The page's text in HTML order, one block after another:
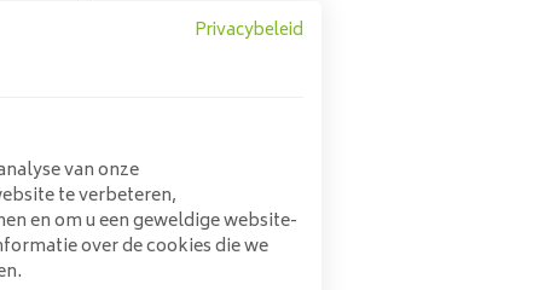
Max: €5
Privacybeleid
van onze
te verbeteren,
en om u een geweldige website-
over de cookies die we